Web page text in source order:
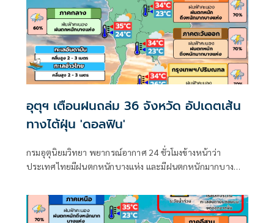
อุตุฯ เตือนฝนถล่ม 36 จังหวัด อัปเดตเส้น
ทางไต้ฝุ่น 'ดอลฟิน'
กรมอุตุนิยมวิทยา พยากรณ์อากาศ 24 ชั่วโมงข้างหน้าว่า
ประเทศไทยมีฝนตกหนักบางแห่ง และมีฝนตกหนักมากบาง